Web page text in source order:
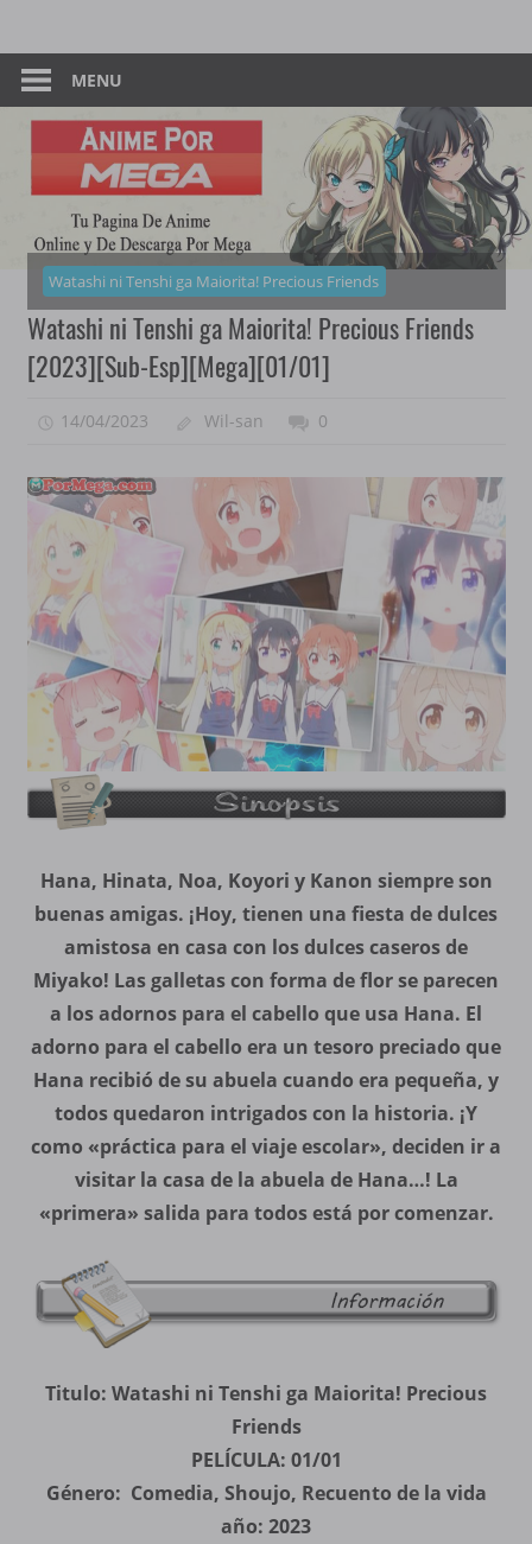
content
Anime
–
Por
Mega
Pagina
De
Descarga
Mega
MENU
Watashi ni Tenshi ga Maiorita! Precious Friends
Watashi ni Tenshi ga Maiorita! Precious Friends
[2023][Sub-Esp][Mega][01/01]
14/04/2023 Wil-san 0
Hana, Hinata, Noa, Koyori y Kanon siempre son
buenas amigas. ¡Hoy, tienen una fiesta de dulces
amistosa en casa con los dulces caseros de
Miyako! Las galletas con forma de flor se parecen
a los adornos para el cabello que usa Hana. El
adorno para el cabello era un tesoro preciado que
Hana recibió de su abuela cuando era pequeña, y
todos quedaron intrigados con la historia. ¡Y
como «práctica para el viaje escolar», deciden ir a
visitar la casa de la abuela de Hana…! La
«primera» salida para todos está por comenzar.
Titulo: Watashi ni Tenshi ga Maiorita! Precious
Friends
PELÍCULA: 01/01
Género: Comedia, Shoujo, Recuento de la vida
año: 2023